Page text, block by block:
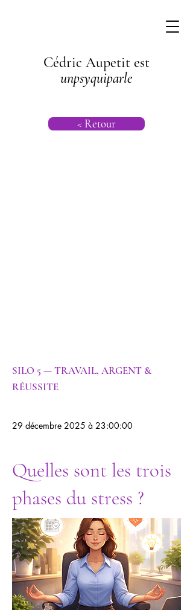
Cédric Aupetit est
unpsyquiparle
< Retour
SILO 5 — TRAVAIL, ARGENT &
RÉUSSITE
29 décembre 2025 à 23:00:00
Quelles sont les trois
phases du stress ?